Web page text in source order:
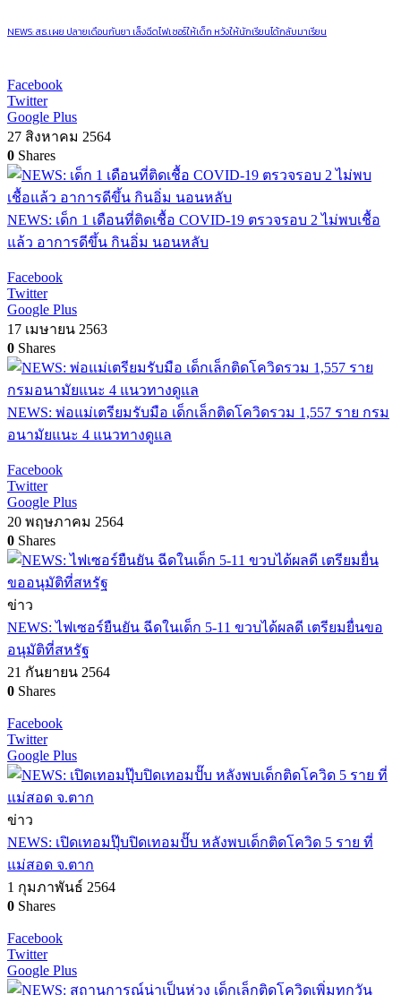
NEWS: สธ.เผย ปลายเดือนกันยา เล็งฉีดไฟเซอร์ให้เด็ก หวังให้นักเรียนได้กลับมาเรียน
Facebook
Twitter
Google Plus
27 สิงหาคม 2564
0 Shares
NEWS: เด็ก 1 เดือนที่ติดเชื้อ COVID-19 ตรวจรอบ 2 ไม่พบเชื้อ
แล้ว อาการดีขึ้น กินอิ่ม นอนหลับ
Facebook
Twitter
Google Plus
17 เมษายน 2563
0 Shares
NEWS: พ่อแม่เตรียมรับมือ เด็กเล็กติดโควิดรวม 1,557 ราย กรม
อนามัยแนะ 4 แนวทางดูแล
Facebook
Twitter
Google Plus
20 พฤษภาคม 2564
0 Shares
ข่าว
NEWS: ไฟเซอร์ยืนยัน ฉีดในเด็ก 5-11 ขวบได้ผลดี เตรียมยื่นขอ
อนุมัติที่สหรัฐ
21 กันยายน 2564
0 Shares
Facebook
Twitter
Google Plus
ข่าว
NEWS: เปิดเทอมปุ๊บปิดเทอมปั๊บ หลังพบเด็กติดโควิด 5 ราย ที่
แม่สอด จ.ตาก
1 กุมภาพันธ์ 2564
0 Shares
Facebook
Twitter
Google Plus